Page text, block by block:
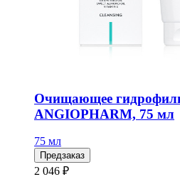
Очищающее
ANGIOPHARM, 75 мл
75 мл
Предзаказ
2 046 ₽